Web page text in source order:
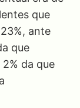
que
ante
que
da que